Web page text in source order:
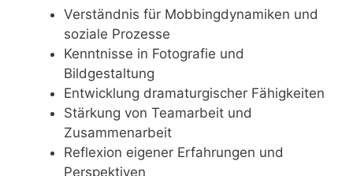
Verständnis für Mobbingdynamiken und
soziale Prozesse
Kenntnisse in Fotografie und
Bildgestaltung
Entwicklung dramaturgischer Fähigkeiten
Stärkung von Teamarbeit und
Zusammenarbeit
Reflexion eigener Erfahrungen und
Perspektiven